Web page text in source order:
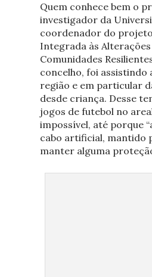
Quem conhece bem o
investigador da
coordenador do
Integrada às
Comunidades
concelho, foi assistindo
região e em particular
desde criança. Desse
jogos de futebol no
impossível, até porque
cabo artificial, mantido
manter alguma